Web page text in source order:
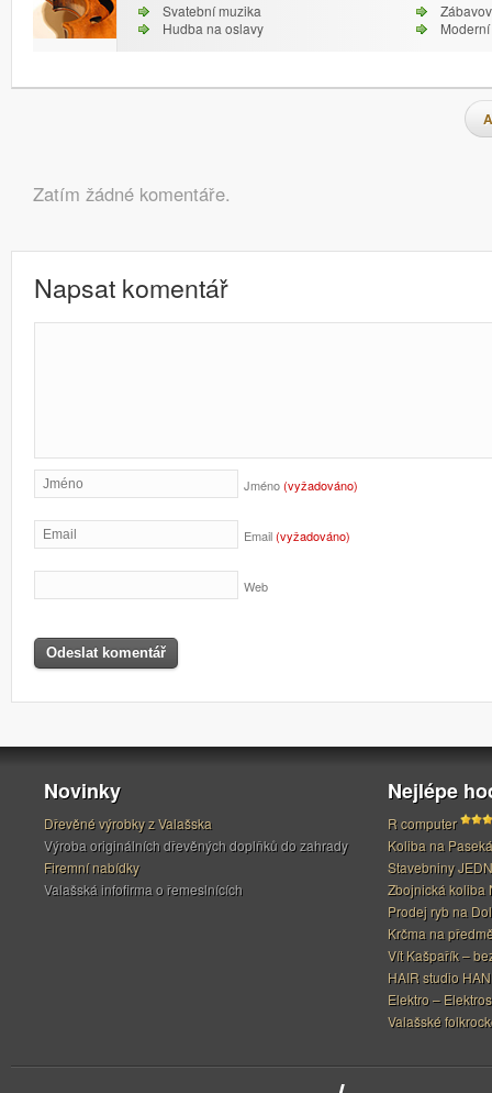
Svatební muzika
Hudba na oslavy
Komentáře
Zatím žádné komentáře.
Napsat komentář
Jméno(vyžadováno)
Email(vyžadováno)
Web
Novinky
Dřevěné výrobky z Valašska
Výroba originálních dřevěných doplňků do zahrady
Firemní nabídky
Valašská infofirma o řemeslnících
Nejlépe
R computer
Koliba na
Stavebniny
Zbojnická koliba
Prodej ryb na
Krčma na
Vít Kašpařík –
HAIR studio
Elektro –
Valašské